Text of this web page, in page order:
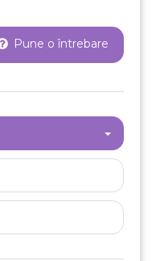
Pune o întrebare